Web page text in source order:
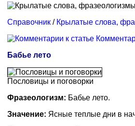
Справочник / Крылатые слова,
Бабье лето
Пословицы и поговорки
Фразеологизм: Бабье лето.
Значение: Ясные теплые дни в